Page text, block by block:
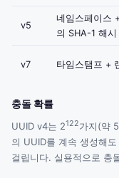
v5
네임스페이스
의 SHA-1 해시
v7 타임스탬프 +
충돌 확률
UUID v4는 2122가지(약
의 UUID를 계속 생성해
걸립니다. 실용적으로 충